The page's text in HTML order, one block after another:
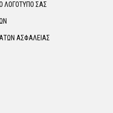
ΛΟΓΟΤΥΠΟ ΣΑΣ
ΑΣΦΑΛΕΙΑΣ